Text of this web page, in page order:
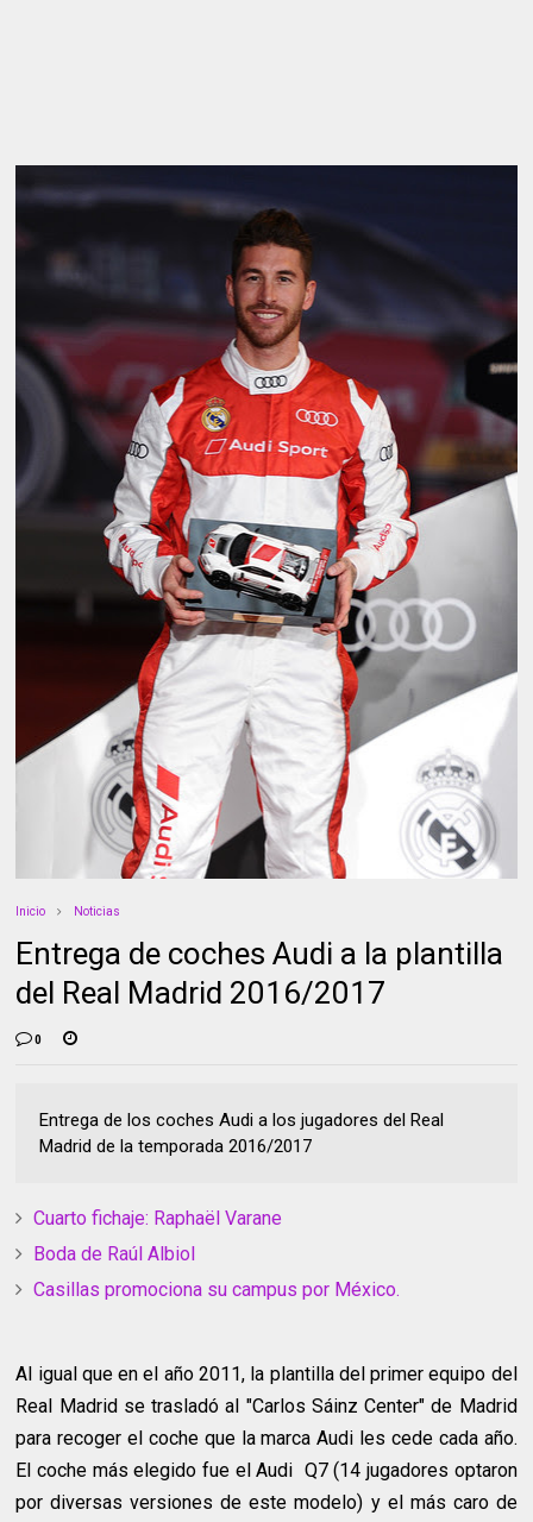
Inicio Noticias
Entrega de coches Audi a la plantilla
del Real Madrid 2016/2017
0
Entrega de los coches Audi a los jugadores del Real
Madrid de la temporada 2016/2017
Cuarto fichaje: Raphaël Varane
Boda de Raúl Albiol
Casillas promociona su campus por México.
Al igual que en el año 2011, la plantilla del primer equipo del
Real Madrid se trasladó al "Carlos Sáinz Center" de Madrid
para recoger el coche que la marca Audi les cede cada año.
El coche más elegido fue el Audi Q7 (14 jugadores optaron
por diversas versiones de este modelo) y el más caro de